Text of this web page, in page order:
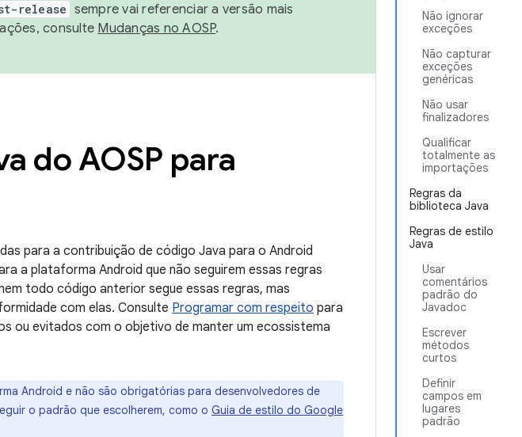
Não ignorar
exceções
Não capturar
exceções
genéricas
Não usar
finalizadores
Qualificar
totalmente as
importações
Regras da
biblioteca Java
Regras de estilo
Java
Usar
comentários
padrão do
Javadoc
Escrever
métodos
curtos
Definir
campos em
lugares
padrão
release sempre vai referenciar a versão mais
consulte Mudanças no AOSP.
do AOSP para
para a contribuição de código Java para o Android
a plataforma Android que não seguirem essas regras
todo código anterior segue essas regras, mas
com elas. Consulte Programar com respeito para
ou evitados com o objetivo de manter um ecossistema
Android e não são obrigatórias para desenvolvedores de
o padrão que escolherem, como o Guia de estilo do Google